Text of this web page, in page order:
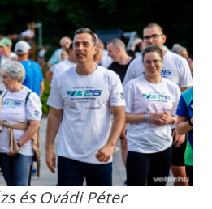
és Ovádi Péter